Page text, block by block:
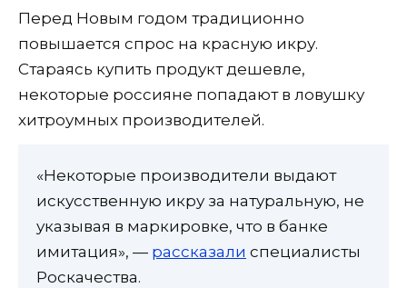
Перед Новым годом традиционно
повышается спрос на красную икру.
Стараясь купить продукт дешевле,
некоторые россияне попадают в ловушку
хитроумных производителей.
«Некоторые производители выдают
искусственную икру за натуральную, не
указывая в маркировке, что в банке
имитация», — рассказали специалисты
Роскачества.